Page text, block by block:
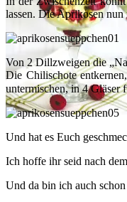
lassen. Die Aprikosen
Von 2 Dillzweigen die
Die Chilischote
untermischen, in 4 Gläser
Und hat es Euch
Ich hoffe ihr seid nach
Und da bin ich auch